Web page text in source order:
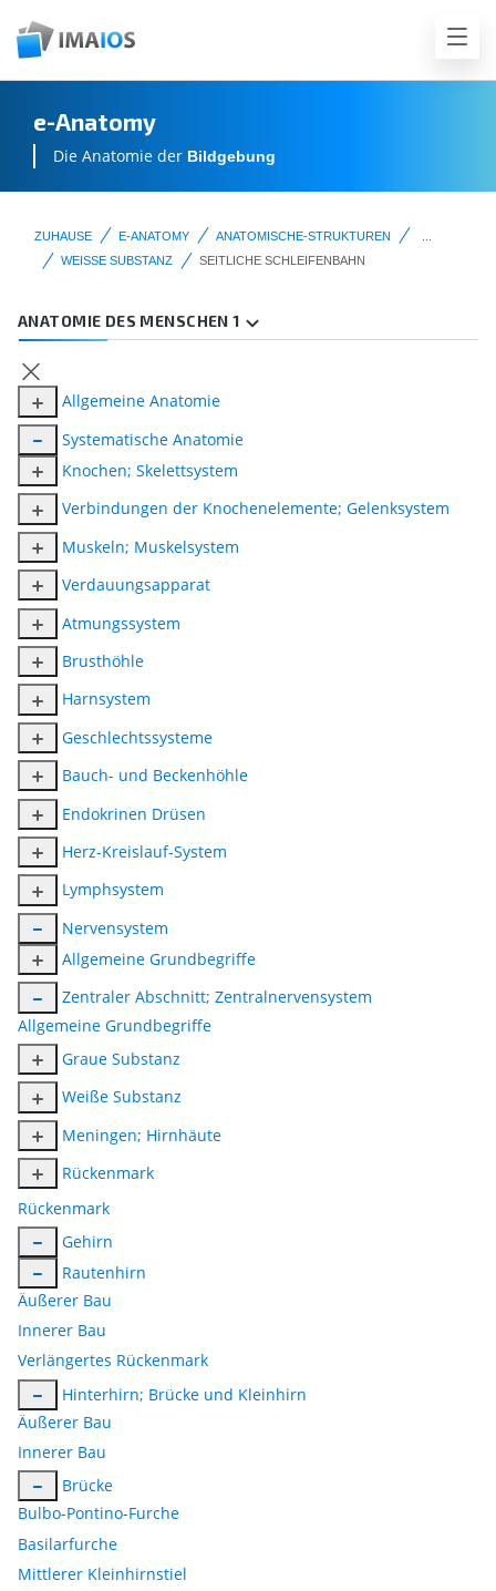
e-Anatomy
Die Anatomie der Bildgebung
ZUHAUSE E-ANATOMY ANATOMISCHE-STRUKTUREN
WEISSE SUBSTANZ
SEITLICHE SCHLEIFENBAHN
ANATOMIE DES MENSCHEN 1
Allgemeine Anatomie
Systematische Anatomie
Knochen; Skelettsystem
Verbindungen der Knochenelemente; Gelenksystem
Muskeln; Muskelsystem
Verdauungsapparat
Atmungssystem
Brusthöhle
Harnsystem
Geschlechtssysteme
Bauch- und Beckenhöhle
Endokrinen Drüsen
Herz-Kreislauf-System
Lymphsystem
Nervensystem
Allgemeine Grundbegriffe
Zentraler Abschnitt; Zentralnervensystem
Allgemeine Grundbegriffe
Graue Substanz
Weiße Substanz
Meningen; Hirnhäute
Rückenmark
Rückenmark
Gehirn
Rautenhirn
Äußerer Bau
Innerer Bau
Verlängertes Rückenmark
Hinterhirn; Brücke und Kleinhirn
Äußerer Bau
Innerer Bau
Brücke
Bulbo-Pontino-Furche
Basilarfurche
Mittlerer Kleinhirnstiel